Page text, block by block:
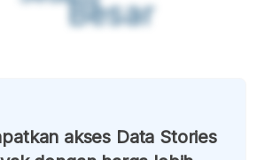
Besar
akses Data Stories